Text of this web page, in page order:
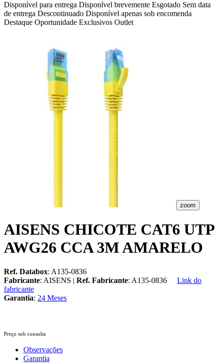
Disponível para entrega Disponível brevemente Esgotado Sem data
de entrega Descontinuado Disponível apenas sob encomenda
Destaque Oportunidade Exclusivos Outlet
zoom
AISENS CHICOTE CAT6 UTP
AWG26 CCA 3M AMARELO
Ref. Databox: A135-0836
Fabricante: AISENS | Ref. Fabricante: A135-0836
Link do
fabricante
Garantia: 24 Meses
Preço sob consulta
Observações
Garantia